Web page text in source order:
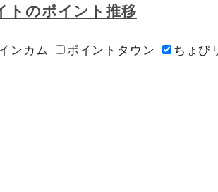
トのポイント推移
ンカム ポイントタウン
ちょび